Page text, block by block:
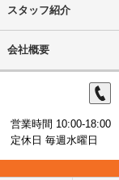
スタッフ紹介
会社概要
営業時間 10:00-18:00
定休日 毎週水曜日